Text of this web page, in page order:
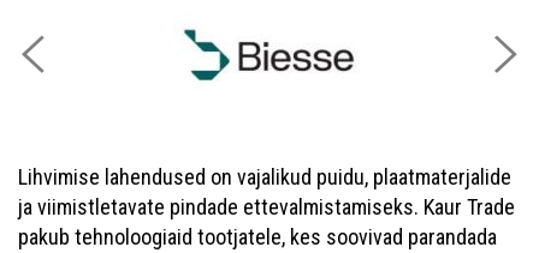
Lihvimise lahendused on vajalikud puidu, plaatmaterjalide
ja viimistletavate pindade ettevalmistamiseks. Kaur Trade
pakub tehnoloogiaid tootjatele, kes soovivad parandada